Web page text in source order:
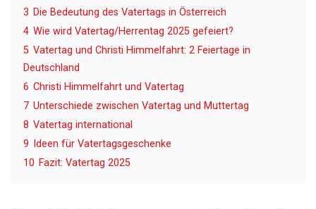
3 Die Bedeutung des Vatertags in Österreich
4 Wie wird Vatertag/Herrentag 2025 gefeiert?
5 Vatertag und Christi Himmelfahrt: 2 Feiertage in
Deutschland
6 Christi Himmelfahrt und Vatertag
7 Unterschiede zwischen Vatertag und Muttertag
8 Vatertag international
9
Ideen für Vatertagsgeschenke
10 Fazit: Vatertag 2025